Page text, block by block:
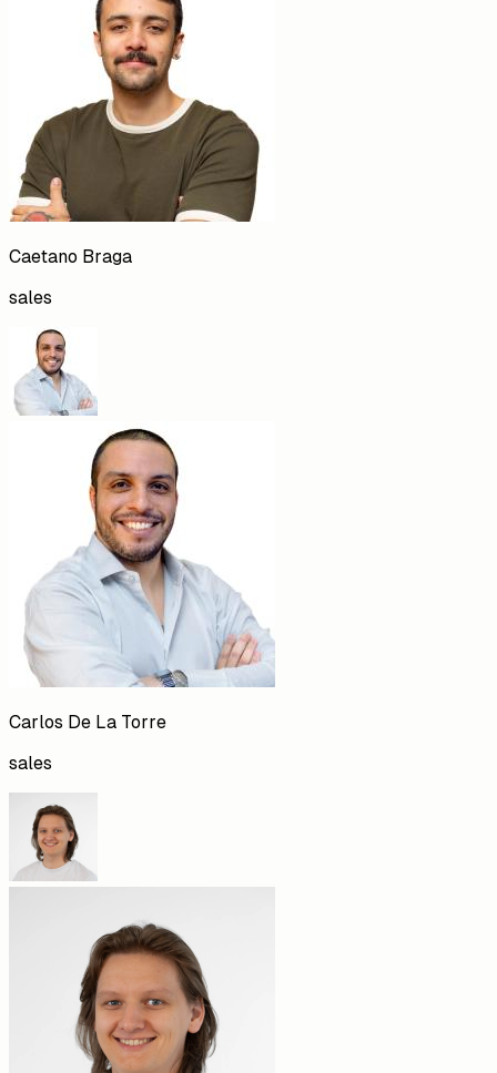
Caetano Braga
sales
Carlos De La Torre
sales